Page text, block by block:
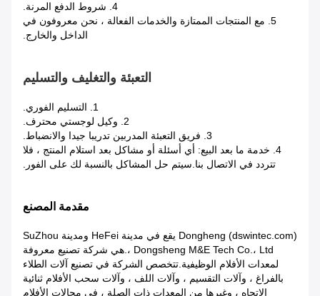
4. شروط الدفع المرنة.
5. مع المنتجات الممتازة والخدمات الفعالة ، نحن معروفون في
الداخل والخارج.
التعبئة والتغليف والتسليم
1. التسليم الفوري.
2. وكيل لوجستي محترف.
3. فريق التعبئة المدربين تدريبا جيدا والانضباط.
4. خدمة ما بعد البيع: أي أسئلة أو مشاكل بعد استلام المنتج ، فلا
تتردد في الاتصال بنا.سيتم حل المشاكل بالنسبة لك على الفور.
مقدمة المصنع
Dongheng (dswintec.com) يقع في مدينة HeFei ومدينة SuZhou
، Dongsheng M&E Tech Co.، Ltd.هي شركة تصنيع معروفة
لمعدات الأفلام الوظيفية.تتخصص الشركة في تصنيع آلات الطلاء
بالفراغ ، وآلات التقسيم ، وآلات اللف ، وآلات سحب الأفلام ثنائية
الاتجاه ، وغيرها من المعدات ذات الصلة ، في مجالات الأفلام